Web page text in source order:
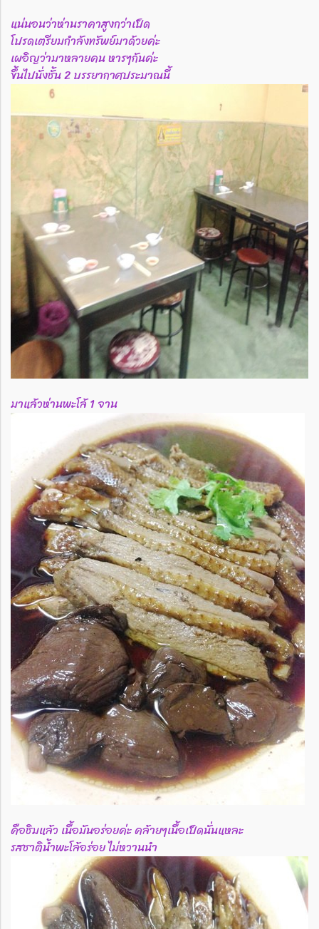
แน่นอนว่าห่านราคาสูงกว่าเป็ด
โปรดเตรียมกำลังทรัพย์มาด้วยค่ะ
เผอิญว่ามาหลายคน หารๆกันค่ะ
ขึ้นไปนั่งชั้น 2 บรรยากาศประมาณนี้
มาแล้วห่านพะโล้ 1 จาน
คือชิมแล้ว เนื้อมันอร่อยค่ะ คล้ายๆเนื้อเป็ดนั่นแหละ
รสชาติน้ำพะโล้อร่อย ไม่หวานนำ